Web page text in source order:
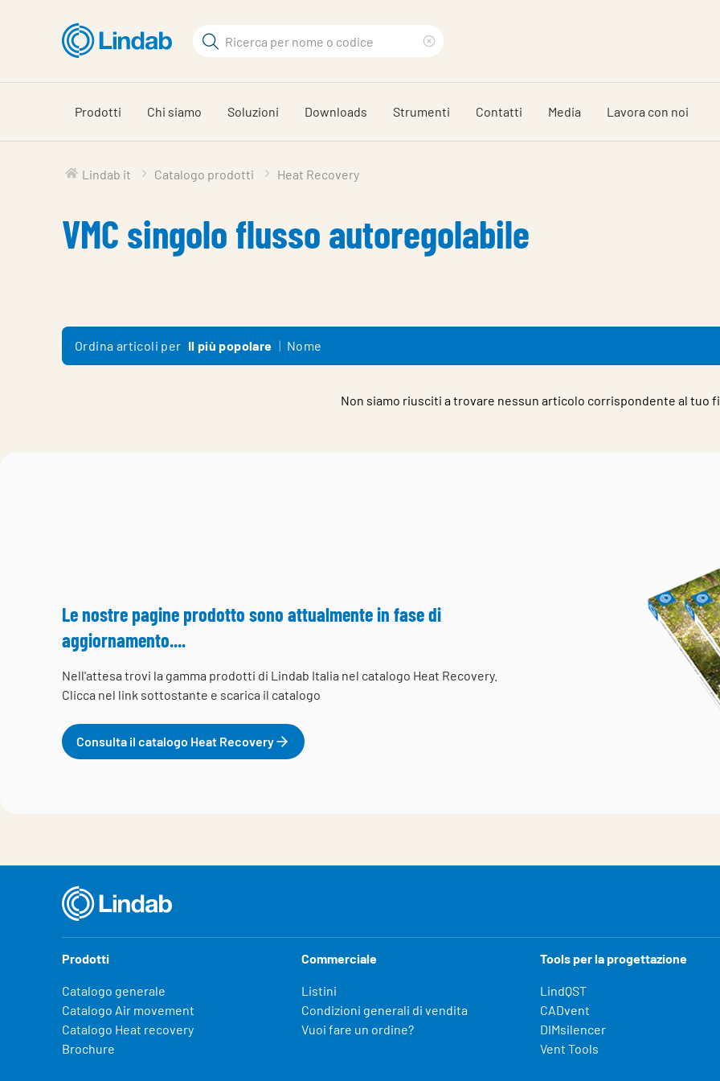
contenuto
principale
Cerca
search
phrase
Prodotti Chi siamo Soluzioni Downloads Strumenti Contatti Media Lavora con noi
Lindab it Catalogo prodotti Heat Recovery
VMC singolo flusso autoregolabile
Ordina articoli per Il più popolare Nome
Non siamo riusciti a trovare nessun articolo corrispondente al tuo
Le nostre pagine prodotto sono attualmente in fase di
aggiornamento....
Nell'attesa trovi la gamma prodotti di Lindab Italia nel catalogo Heat Recovery.
Clicca nel link sottostante e scarica il catalogo
Consulta il catalogo Heat Recovery
Prodotti
Catalogo generale
Catalogo Air movement
Catalogo Heat recovery
Brochure
Commerciale
Listini
Condizioni generali di vendita
Vuoi fare un ordine?
Tools per la progettazione
LindQST
CADvent
DIMsilencer
Vent Tools